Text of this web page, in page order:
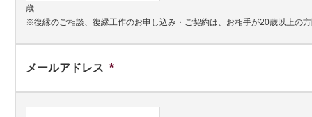
歳
※復縁のご相談、復縁工作のお申し込み・ご契約は、お相手が20歳以上の
メールアドレス *